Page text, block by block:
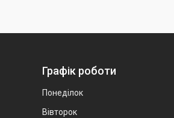
Графік роботи
Понеділок
Вівторок